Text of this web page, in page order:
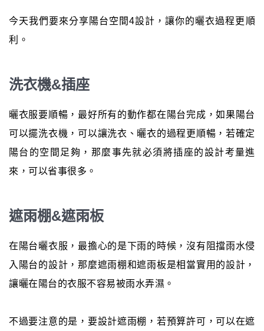
今天我們要來分享陽台空間4設計，讓你的曬衣過程更順
利。
洗衣機&插座
曬衣服要順暢，最好所有的動作都在陽台完成，如果陽台
可以擺洗衣機，可以讓洗衣、曬衣的過程更順暢，若確定
陽台的空間足夠，那麼事先就必須將插座的設計考量進
來，可以省事很多。
遮雨棚&遮雨板
在陽台曬衣服，最擔心的是下雨的時候，沒有阻擋雨水侵
入陽台的設計，那麼遮雨棚和遮雨板是相當實用的設計，
讓曬在陽台的衣服不容易被雨水弄濕。
不過要注意的是，要設計遮雨棚，若預算許可，可以在遮